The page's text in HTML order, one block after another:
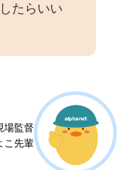
たらいい
場監督
こ先輩